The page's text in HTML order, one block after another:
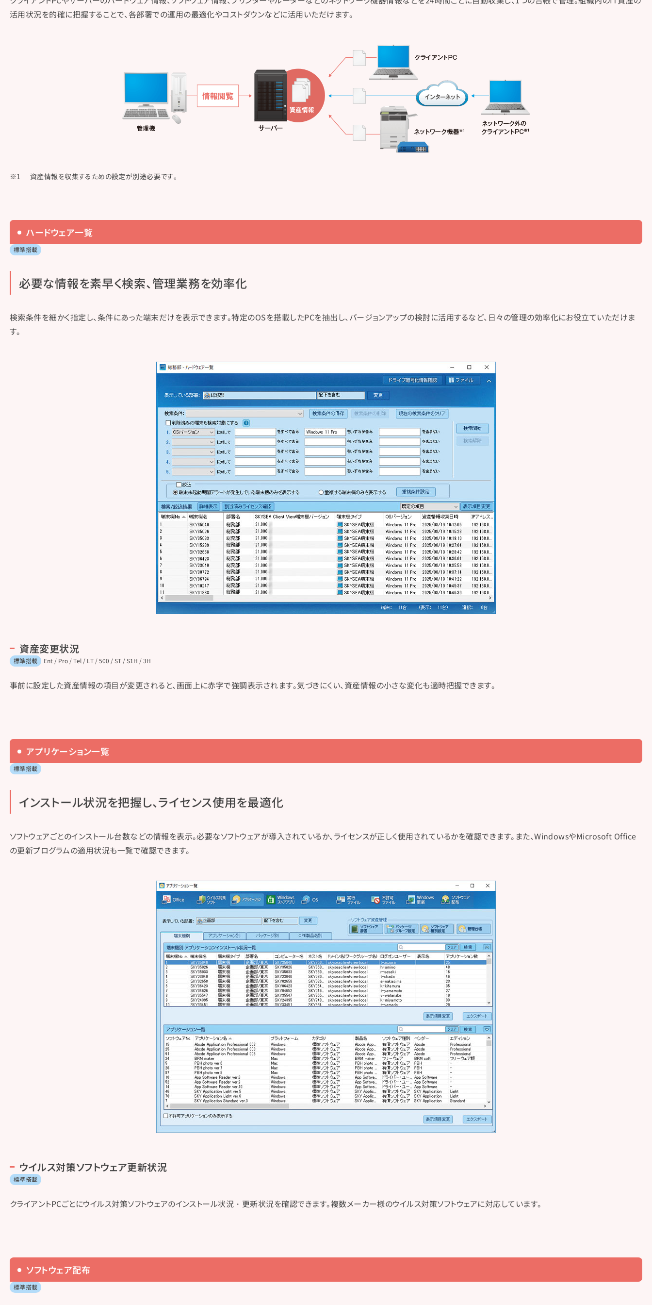
活用状況を的確に把握することで、各部署での運用の最適化やコストダウンなどに活用いただけます。
資産情報を収集するための設定が別途必要です。
ハードウェア一覧
標準搭載
必要な​情報を​素早く​検索、​管理業務を​効率化
検索条件を細かく指定し、条件にあった端末だけを表示できます。特定のOSを搭載したPCを抽出し、バージョンアップの検討に活用するなど、日々の管理の効率化にお役立ていただけま
す。
資産変更状況
標準搭載 Ent / Pro / Tel / LT / 500 / ST / S1H / 3H
事前に設定した資産情報の項目が変更されると、画面上に赤字で強調表示されます。気づきにくい、資産情報の小さな変化も適時把握できます。
アプリケーション一覧
標準搭載
インストール状況を​把握し、​ライセンス使用を​最適化
ソフトウェアごとのインストール台数などの情報を表示。必要なソフトウェアが導入されているか、ライセンスが正しく使用されているかを確認できます。また、WindowsやMicrosoft Office
の更新プログラムの適用状況も一覧で確認できます。
ウイルス対策ソフトウェア更新状況
標準搭載
クライアントPCごとにウイルス対策ソフトウェアのインストール状況・更新状況を確認できます。複数メーカー様のウイルス対策ソフトウェアに対応しています。
ソフトウェア配布
標準搭載